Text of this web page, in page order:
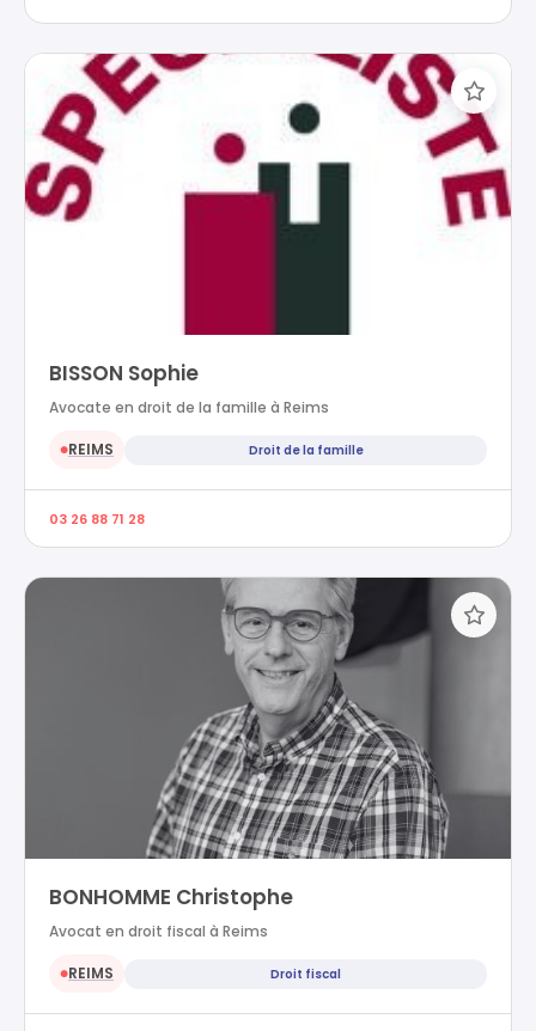
BISSON Sophie
Avocate en droit de la famille à Reims
●REIMS Droit de la famille
03 26 88 71 28
BONHOMME Christophe
Avocat en droit fiscal à Reims
●REIMS Droit fiscal